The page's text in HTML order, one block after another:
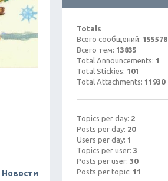
Новости
Totals
Всего сообщений: 155578
Всего тем: 13835
Total Announcements: 1
Total Stickies: 101
Total Attachments: 11930
Topics per day: 2
Posts per day: 20
Users per day: 1
Topics per user: 3
Posts per user: 30
Posts per topic: 11